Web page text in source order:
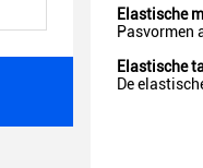
Elastische
Pasvormen
Elastische
De